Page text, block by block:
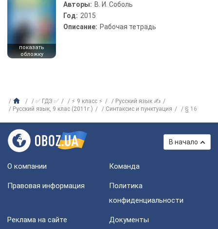
показать
обложку
Авторы: В. И. Соболь
Год: 2015
Описание: Рабочая тетрадь
✅ ГДЗ ✅ ⚡ 9 класс ⚡
Русский язык ✍
Русский язык, 9 клас (2011г.)
Синтаксис и пунктуация § 16
В начало
О компании Команда
Правовая информация
Политика
конфиденциальности
Реклама на сайте Документы